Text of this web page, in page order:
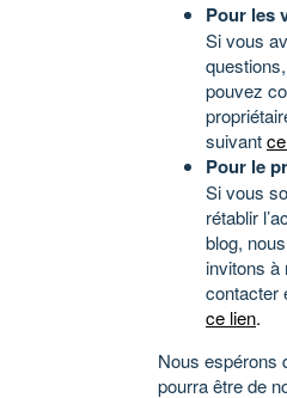
Pour les
Si vous
pouvez
suivant
Pour le
Si vous
rétablir
blog,
invitons à
contacter
ce lien.
Nous espérons
pourra être de